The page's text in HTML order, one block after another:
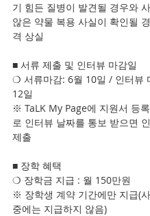
기 힘든 질병이 발견될 경우와
않은 약물 복용 사실이 확인될
격 상실
■ 서류 제출 및 인터뷰 마감일
❍ 서류마감: 6월 10일 / 인터뷰
12일
※ TaLK My Page에 지원서 등
로 인터뷰 날짜를 통보 받으면
제출
■ 장학 혜택
❍ 장학금 지급 : 월 150만원
※ 장학생 계약 기간에만 지급(
중에는 지급하지 않음)